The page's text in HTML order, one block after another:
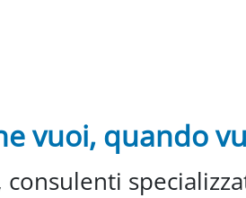
vuoi, quando